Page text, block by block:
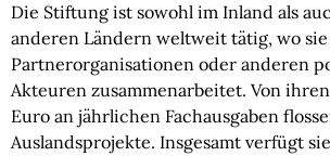
Die Stiftung ist sowohl im Inland als
anderen Ländern weltweit tätig, wo
Partnerorganisationen oder anderen
Akteuren zusammenarbeitet. Von
Euro an jährlichen Fachausgaben
Auslandsprojekte. Insgesamt verfügt